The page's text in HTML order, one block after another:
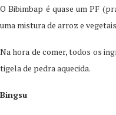
O Bibimbap é quase um PF
uma mistura de arroz e
Na hora de comer, todos os
tigela de pedra aquecida.
Bingsu